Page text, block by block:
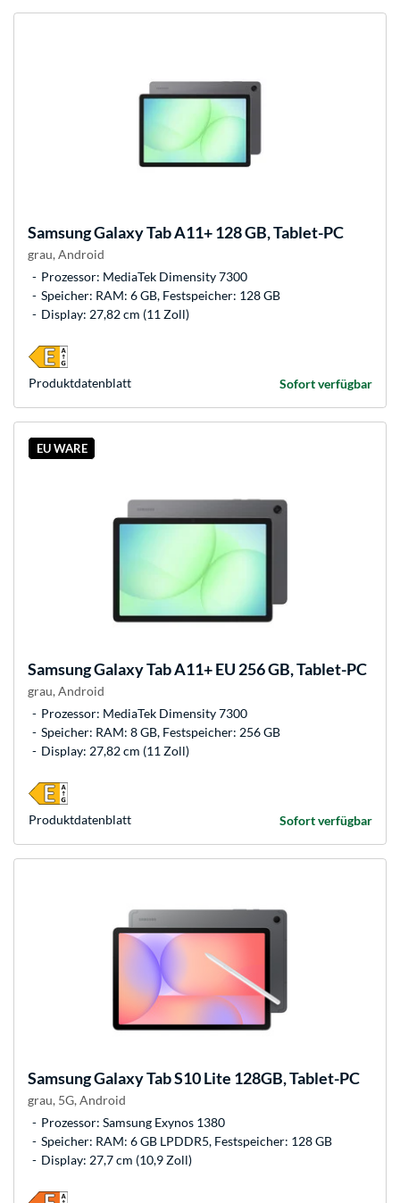
SamsungGalaxy Tab A11+ 128 GB, Tablet-PC
grau, Android
Prozessor: MediaTek Dimensity 7300
Speicher: RAM: 6 GB, Festspeicher: 128 GB
Display: 27,82 cm (11 Zoll)
Sofort verfügbar
Produkt­datenblatt
EU WARE
SamsungGalaxy Tab A11+ EU 256 GB, Tablet-PC
grau, Android
Prozessor: MediaTek Dimensity 7300
Speicher: RAM: 8 GB, Festspeicher: 256 GB
Display: 27,82 cm (11 Zoll)
Sofort verfügbar
Produkt­datenblatt
SamsungGalaxy Tab S10 Lite 128GB, Tablet-PC
grau, 5G, Android
Prozessor: Samsung Exynos 1380
Speicher: RAM: 6 GB LPDDR5, Festspeicher: 128 GB
Display: 27,7 cm (10,9 Zoll)